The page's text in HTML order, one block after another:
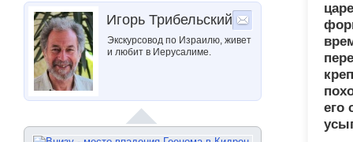
Игорь Трибельский
Экскурсовод по Израилю, живет
и любит в Иерусалиме.
его